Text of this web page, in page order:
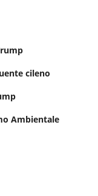
cileno
Ambientale